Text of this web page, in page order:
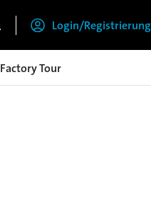
Login/Registrierung
Factory Tour